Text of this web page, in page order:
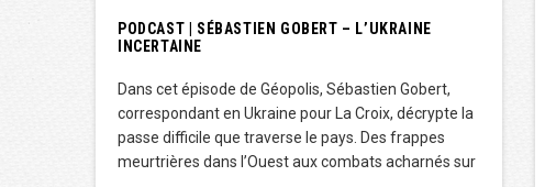
PODCAST | SÉBASTIEN GOBERT – L’UKRAINE
INCERTAINE
Dans cet épisode de Géopolis, Sébastien Gobert,
correspondant en Ukraine pour La Croix, décrypte la
passe difficile que traverse le pays. Des frappes
meurtrières dans l’Ouest aux combats acharnés sur